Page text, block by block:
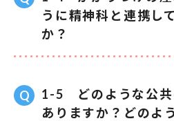
うに精神科と連携し
か？
1-5 どのような公共
ありますか？どのよ